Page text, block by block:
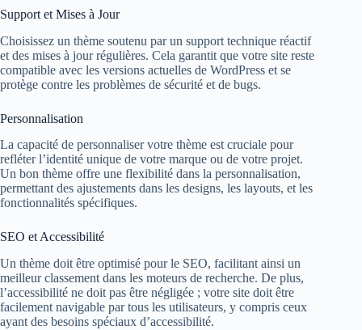
Support et Mises à Jour
Choisissez un thème soutenu par un support technique réactif
et des mises à jour régulières. Cela garantit que votre site reste
compatible avec les versions actuelles de WordPress et se
protège contre les problèmes de sécurité et de bugs.
Personnalisation
La capacité de personnaliser votre thème est cruciale pour
refléter l’identité unique de votre marque ou de votre projet.
Un bon thème offre une flexibilité dans la personnalisation,
permettant des ajustements dans les designs, les layouts, et les
fonctionnalités spécifiques.
SEO et Accessibilité
Un thème doit être optimisé pour le SEO, facilitant ainsi un
meilleur classement dans les moteurs de recherche. De plus,
l’accessibilité ne doit pas être négligée ; votre site doit être
facilement navigable par tous les utilisateurs, y compris ceux
ayant des besoins spéciaux d’accessibilité.